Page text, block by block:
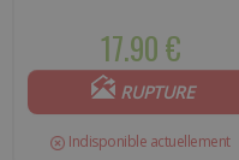
17.90 €
RUPTURE
Indisponible actuellement